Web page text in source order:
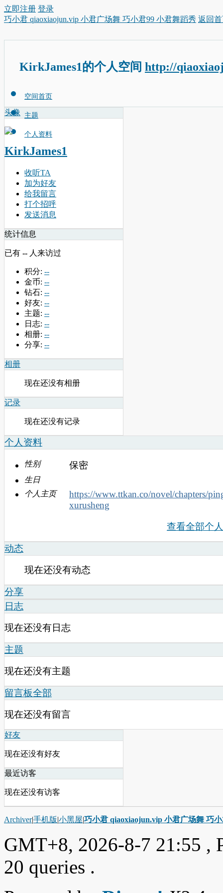
立即注册 登录
巧小君 qiaoxiaojun.vip 小君广场舞 巧小君99 小君舞蹈秀 返回
KirkJames1的个人空间 http://
空间首页
主题
个人资料
头像
KirkJames1
收听TA
加为好友
给我留言
打个招呼
发送消息
统计信息
已有 -- 人来访过
积分: --
金币: --
钻石: --
好友: --
主题: --
日志: --
相册: --
分享: --
相册
现在还没有相册
记录
现在还没有记录
个人资料
性别 保密
生日
个人主页
https://www.ttkan.co/novel/chapters/
xurusheng
查看全部个
动态
现在还没有动态
分享
日志
现在还没有日志
主题
现在还没有主题
留言板全部
现在还没有留言
好友
现在还没有好友
最近访客
现在还没有访客
Archiver|手机版|小黑屋|巧小君 qiaoxiaojun.vip 小君广场舞 巧
GMT+8, 2026-8-7 21:55 ,
20 queries .